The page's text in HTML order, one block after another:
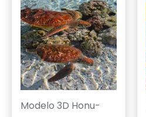
Modelo 3D Honu-